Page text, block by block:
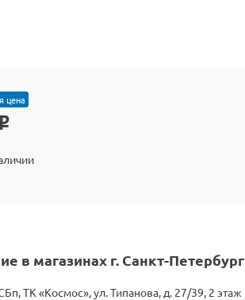
цена
в магазинах г. Санкт-Петербург
ТК «Космос», ул. Типанова, д. 27/39, 2 этаж